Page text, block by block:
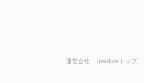
運営会社 livedoorトップ